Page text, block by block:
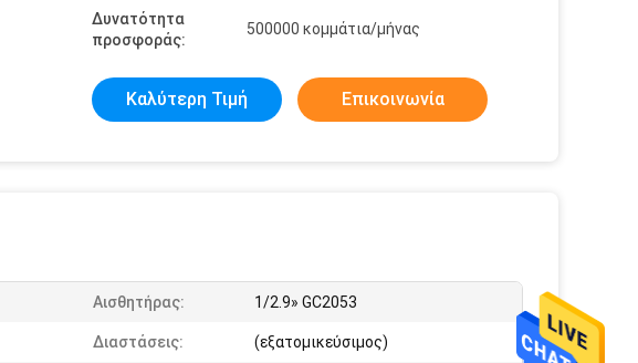
Δυνατότητα
προσφοράς:
500000 κομμάτια/μήνας
Καλύτερη Τιμή Επικοινωνία
Αισθητήρας: 1/2.9» GC2053
Διαστάσεις: (εξατομικεύσιμος)